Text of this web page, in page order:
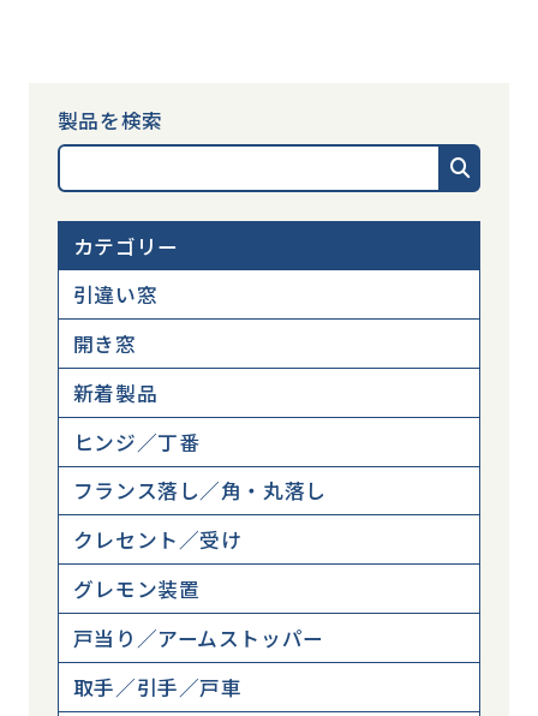
製品を検索
カテゴリー
引違い窓
開き窓
新着製品
ヒンジ／丁番
フランス落し／角・丸落し
クレセント／受け
グレモン装置
戸当り／アームストッパー
取手／引手／戸車